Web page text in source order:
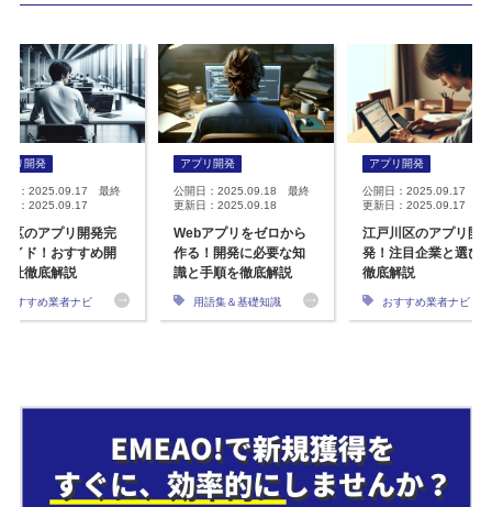
プリ開発
日：2025.09.17 最終
日：2025.09.17
区のアプリ開発完
イド！おすすめ開
社徹底解説
おすすめ業者ナビ
アプリ開発
公開日：2025.09.18 最終
更新日：2025.09.18
Webアプリをゼロから
作る！開発に必要な知
識と手順を徹底解説
用語集＆基礎知識
アプリ開発
公開日：2025.09.17 最
更新日：2025.09.17
江戸川区のアプリ開
発！注目企業と選び
徹底解説
おすすめ業者ナビ